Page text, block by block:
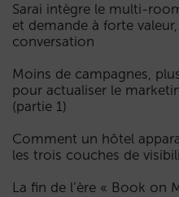
Sarai intègre le multi-
et demande à forte
conversation
Moins de campagnes,
pour actualiser le
(partie 1)
Comment un hôtel
les trois couches de
La fin de l’ère « Book on